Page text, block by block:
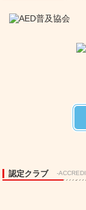
認定クラブ -